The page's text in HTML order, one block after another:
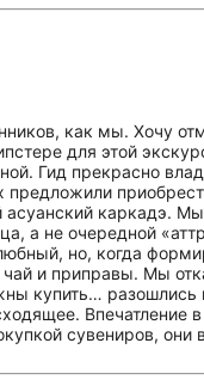
как мы. Хочу
для этой
Гид прекрасно
предложили
каркадэ.
а не очередной
но, когда
и приправы. Мы
купить…
сувениров,